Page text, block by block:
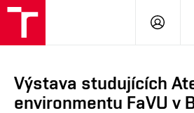
Výstava studujících
environmentu FaVU v